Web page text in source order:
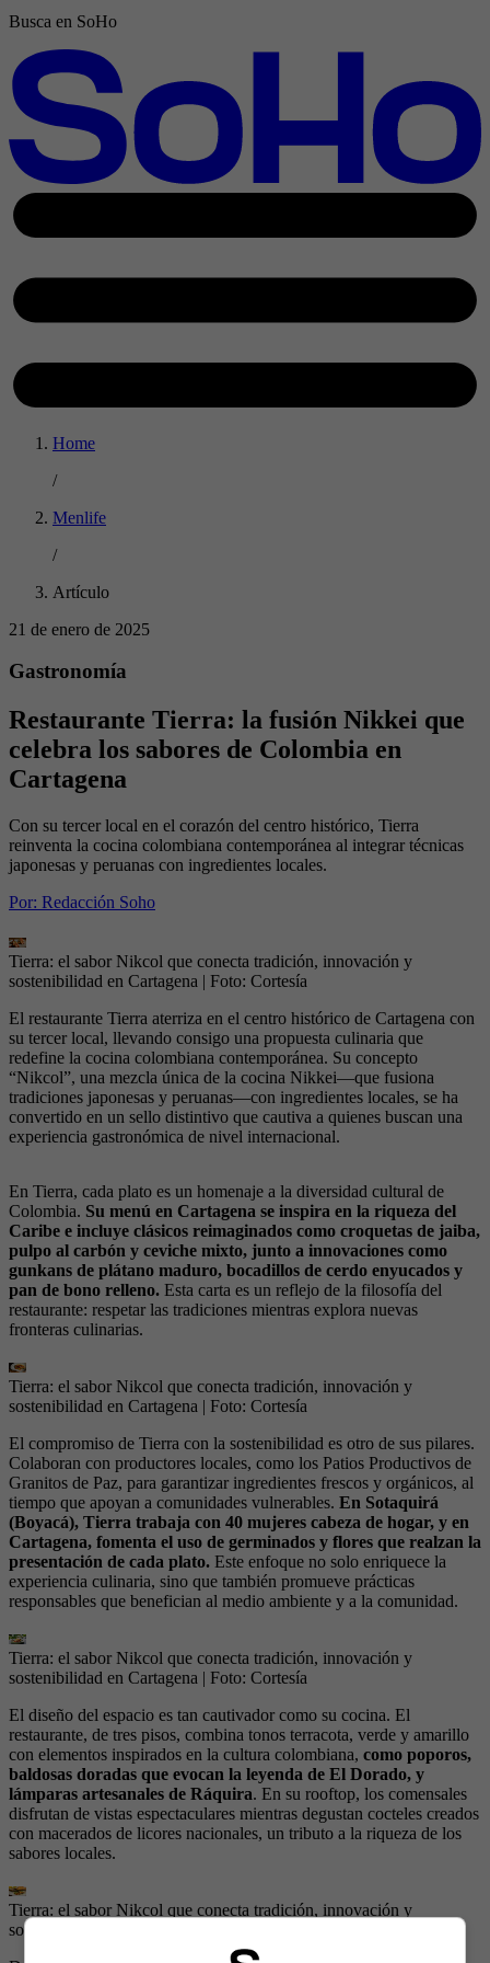
Busca en SoHo
Home
/
Menlife
/
Artículo
21 de enero de 2025
Gastronomía
Restaurante Tierra: la fusión Nikkei que
celebra los sabores de Colombia en
Cartagena
Con su tercer local en el corazón del centro histórico, Tierra
reinventa la cocina colombiana contemporánea al integrar técnicas
japonesas y peruanas con ingredientes locales.
Por: Redacción Soho
Tierra: el sabor Nikcol que conecta tradición, innovación y
sostenibilidad en Cartagena | Foto: Cortesía
El restaurante Tierra aterriza en el centro histórico de Cartagena con
su tercer local, llevando consigo una propuesta culinaria que
redefine la cocina colombiana contemporánea. Su concepto
“Nikcol”, una mezcla única de la cocina Nikkei—que fusiona
tradiciones japonesas y peruanas—con ingredientes locales, se ha
convertido en un sello distintivo que cautiva a quienes buscan una
experiencia gastronómica de nivel internacional.
En Tierra, cada plato es un homenaje a la diversidad cultural de
Colombia. Su menú en Cartagena se inspira en la riqueza del
Caribe e incluye clásicos reimaginados como croquetas de jaiba,
pulpo al carbón y ceviche mixto, junto a innovaciones como
gunkans de plátano maduro, bocadillos de cerdo enyucados y
pan de bono relleno. Esta carta es un reflejo de la filosofía del
restaurante: respetar las tradiciones mientras explora nuevas
fronteras culinarias.
Tierra: el sabor Nikcol que conecta tradición, innovación y
sostenibilidad en Cartagena | Foto: Cortesía
El compromiso de Tierra con la sostenibilidad es otro de sus pilares.
Colaboran con productores locales, como los Patios Productivos de
Granitos de Paz, para garantizar ingredientes frescos y orgánicos, al
tiempo que apoyan a comunidades vulnerables. En Sotaquirá
(Boyacá), Tierra trabaja con 40 mujeres cabeza de hogar, y en
Cartagena, fomenta el uso de germinados y flores que realzan la
presentación de cada plato. Este enfoque no solo enriquece la
experiencia culinaria, sino que también promueve prácticas
responsables que benefician al medio ambiente y a la comunidad.
Tierra: el sabor Nikcol que conecta tradición, innovación y
sostenibilidad en Cartagena | Foto: Cortesía
El diseño del espacio es tan cautivador como su cocina. El
restaurante, de tres pisos, combina tonos terracota, verde y amarillo
con elementos inspirados en la cultura colombiana, como poporos,
baldosas doradas que evocan la leyenda de El Dorado, y
lámparas artesanales de Ráquira. En su rooftop, los comensales
disfrutan de vistas espectaculares mientras degustan cocteles creados
con macerados de licores nacionales, un tributo a la riqueza de los
sabores locales.
Tierra: el sabor Nikcol que conecta tradición, innovación y
sostenibilidad en Cartagena